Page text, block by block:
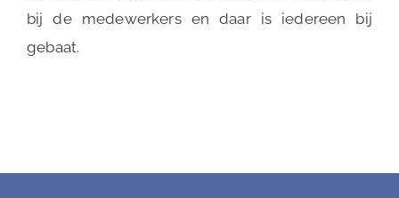
bij de medewerkers en daar is iedereen bij
gebaat.